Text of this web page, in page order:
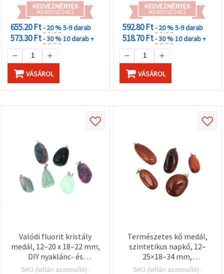
KEDVEZMÉNYEK
MENNYISÉGHEZ
655.20 Ft- 20 %5-9 darab
573.30 Ft- 30 %10 darab +
VÁSÁROL
KEDVEZMÉNYEK
MENNYISÉGHEZ
592.80 Ft- 20 %5-9 darab
518.70 Ft- 30 %10 darab +
VÁSÁROL
Valódi fluorit kristály
medál, 12–20 x 18–22 mm,
DIY nyaklánc- és
ékszerkészítéshez,
SKU (leltári azonosító):
Természetes kő medál,
szintetikus napkő, 12–
25×18–34 mm,
ékszerkészítő charm,
SKU (leltári azonosító):